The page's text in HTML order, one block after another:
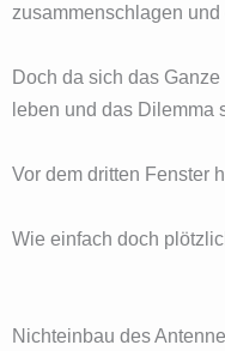
zusammenschlagen
Doch da sich das
leben und das Dilemma
Vor dem dritten Fenster
Wie einfach doch
Nichteinbau des